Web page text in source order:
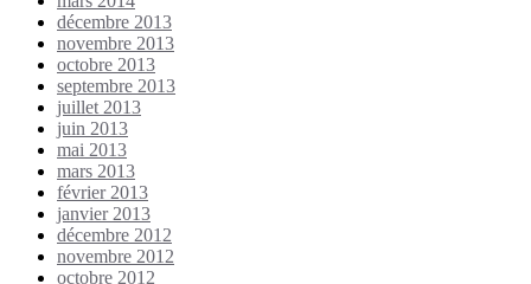
décembre 2013
novembre 2013
octobre 2013
septembre 2013
juillet 2013
juin 2013
mai 2013
mars 2013
février 2013
janvier 2013
décembre 2012
novembre 2012
octobre 2012